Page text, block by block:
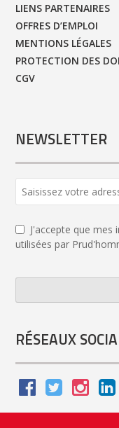
LIENS PARTENAIRES
OFFRES D’EMPLOI
MENTIONS LÉGALES
PROTECTION DES
CGV
NEWSLETTER
J'accepte que
utilisées par
Name *
RÉSEAUX